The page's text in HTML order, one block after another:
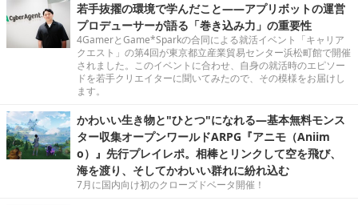
若手抜擢の環境で学んだこと――アプリボットの運営
プロデューサーが語る「巻き込み力」の重要性
4GamerとGame*Sparkの合同による就活イベント「キャリア
クエスト」の第4回が東京都立産業貿易センター浜松町館で開催
されました。このイベントに合わせ、自身の就活時のエピソー
ドを若手クリエイターに聞いてみたので、その模様をお届けし
ます。
かわいい生き物と"ひとつ"になれる―基本無料モンス
ター収集オープンワールドARPG『アニモ（Aniim
o）』先行プレイレポ。相棒とリンクして空を飛び、
海を渡り、そしてかわいい群れに紛れ込む
7月に国内向け初のクローズドベータ開催！